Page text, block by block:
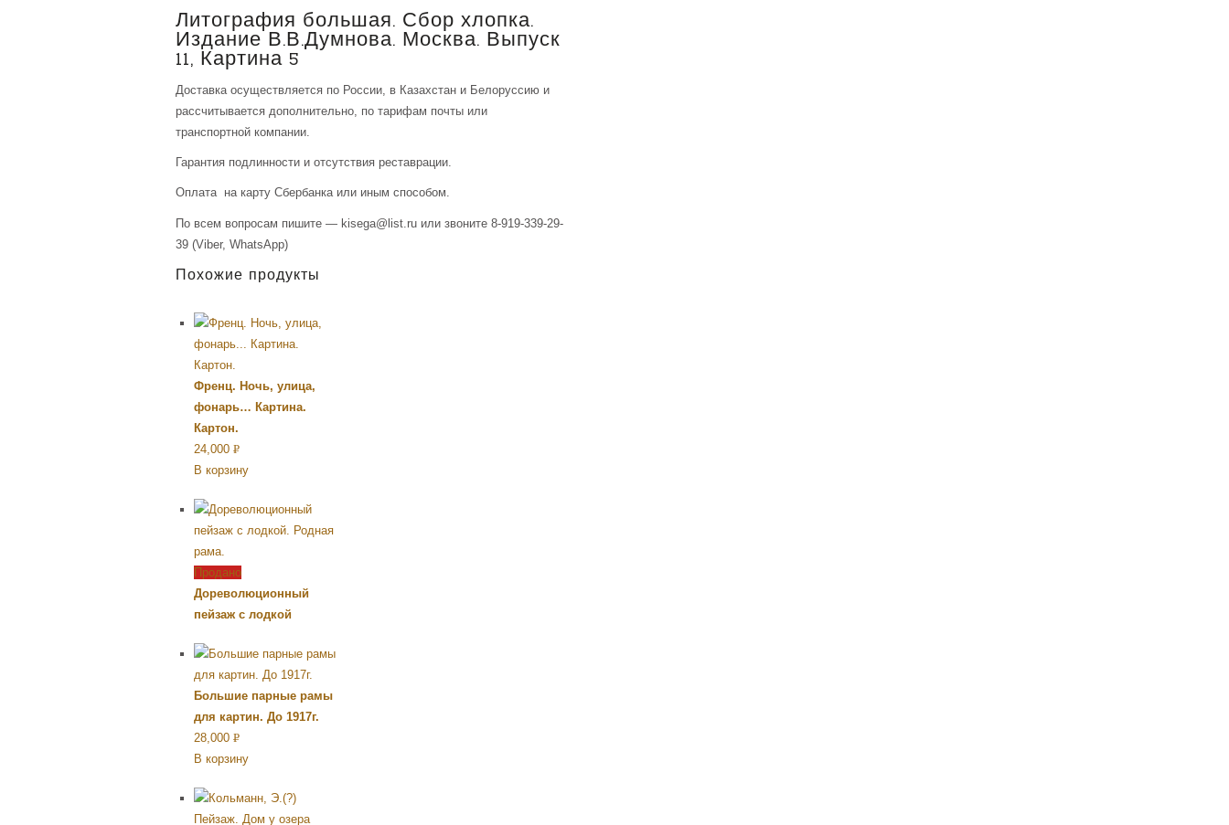
Литография большая. Сбор хлопка.
Издание В.В.Думнова. Москва. Выпуск
11, Картина 5
Доставка осуществляется по России, в Казахстан и Белоруссию и
рассчитывается дополнительно, по тарифам почты или
транспортной компании.
Гарантия подлинности и отсутствия реставрации.
Оплата на карту Сбербанка или иным способом.
По всем вопросам пишите — kisega@list.ru или звоните 8-919-339-29-
39 (Viber, WhatsApp)
Похожие продукты
Френц. Ночь, улица,
фонарь… Картина.
Картон.
24,000 Р
УБ.
В корзину
Продано
Дореволюционный
пейзаж с лодкой
Большие парные рамы
для картин. До 1917г.
28,000 Р
УБ.
В корзину